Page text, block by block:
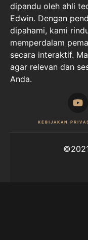
dipandu oleh ahli
Edwin. Dengan
dipahami, kami
memperdalam
secara interaktif.
agar relevan dan
Anda.
KEBIJAKAN